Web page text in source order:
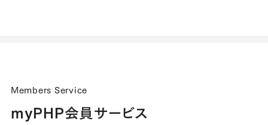
Members Service
myPHP会員サービス